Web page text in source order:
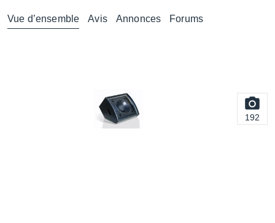
Vue d’ensemble Avis Annonces Forums
192